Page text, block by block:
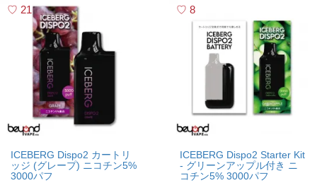
21
ICEBERG Dispo2 カートリ
ッジ (グレープ) ニコチン5%
3000パフ
8
ICEBERG Dispo2 Starter Kit
- グリーンアップル付き ニ
コチン5% 3000パフ